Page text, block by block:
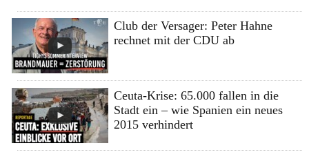
Club der Versager: Peter Hahne
rechnet mit der CDU ab
Ceuta-Krise: 65.000 fallen in die
Stadt ein – wie Spanien ein neues
2015 verhindert